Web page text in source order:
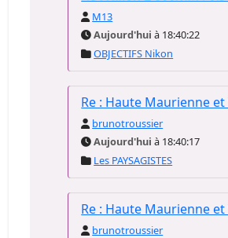
M13
Aujourd'hui à 18:40:22
OBJECTIFS Nikon
Re : Haute Maurienne
brunotroussier
Aujourd'hui à 18:40:17
Les PAYSAGISTES
Re : Haute Maurienne
brunotroussier